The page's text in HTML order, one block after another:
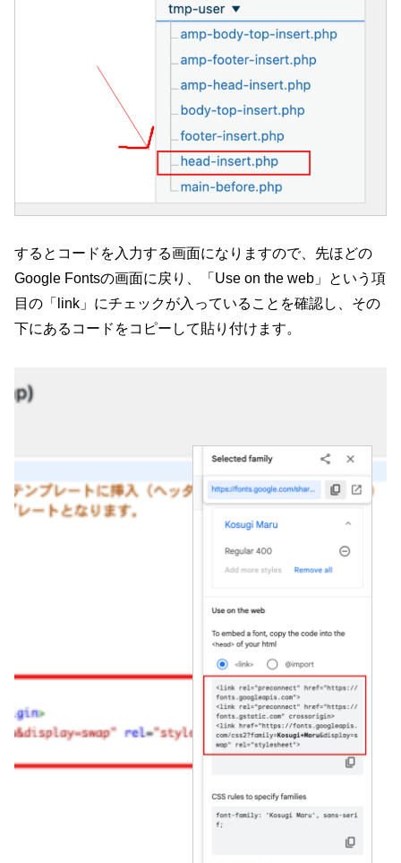
するとコードを入力する画面になりますので、先ほどの
Google Fontsの画面に戻り、「Use on the web」という項
目の「link」にチェックが入っていることを確認し、その
下にあるコードをコピーして貼り付けます。